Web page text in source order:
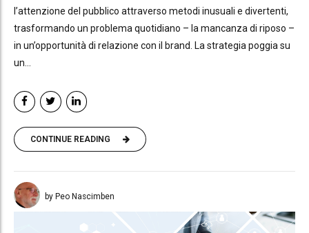
l’attenzione del pubblico attraverso metodi inusuali e divertenti,
trasformando un problema quotidiano – la mancanza di riposo –
in un’opportunità di relazione con il brand. La strategia poggia su
un...
CONTINUE READING
by Peo Nascimben